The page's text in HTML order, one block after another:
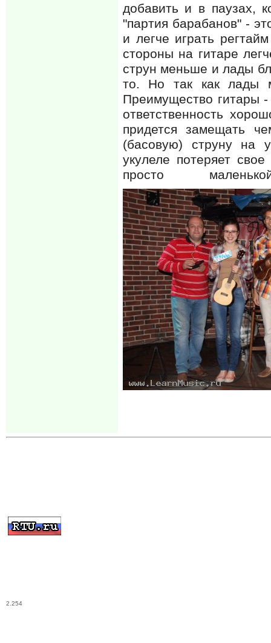
добавить и в паузах,
"партия барабанов" -
и легче играть
стороны на гитаре
струн меньше и лады
то. Но так как лады
Преимущество гитары
ответственность
придется замещать
(басовую) струну на
укулеле потеряет
просто
2.254